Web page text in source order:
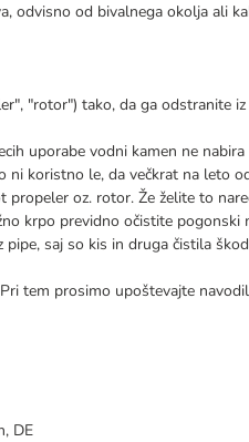
odvisno od bivalnega okolja ali
"rotor") tako, da ga odstranite
uporabe vodni kamen ne
ni koristno le, da večkrat na leto
oz. rotor. Že želite to
krpo previdno očistite
saj so kis in druga čistila
tem prosimo upoštevajte
DE